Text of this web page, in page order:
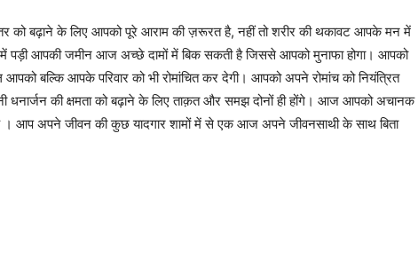
को बढ़ाने के लिए आपको पूरे आराम की ज़रूरत है, नहीं तो शरीर की थकावट आपके मन में
में पड़ी आपकी जमीन आज अच्छे दामों में बिक सकती है जिससे आपको मुनाफा होगा। आपको
बल्कि आपके परिवार को भी रोमांचित कर देगी। आपको अपने रोमांच को नियंत्रित
की क्षमता को बढ़ाने के लिए ताक़त और समझ दोनों ही होंगे। आज आपको अचानक
है । आप अपने जीवन की कुछ यादगार शामों में से एक आज अपने जीवनसाथी के साथ बिता